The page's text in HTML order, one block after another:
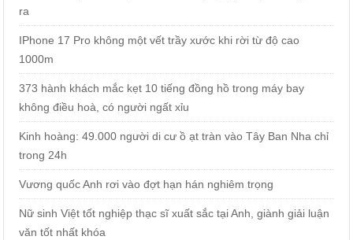
ra
IPhone 17 Pro không một vết trầy xước khi rời từ độ cao
1000m
373 hành khách mắc kẹt 10 tiếng đồng hồ trong máy bay
không điều hoà, có người ngất xỉu
Kinh hoàng: 49.000 người di cư ồ ạt tràn vào Tây Ban Nha chỉ
trong 24h
Vương quốc Anh rơi vào đợt hạn hán nghiêm trọng
Nữ sinh Việt tốt nghiệp thạc sĩ xuất sắc tại Anh, giành giải luận
văn tốt nhất khóa